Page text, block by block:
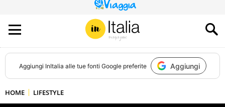
QUESTO
SITO
CONTRIBUISCE
ALL’AUDIENCE
DI
Aggiungi InItalia alle tue fonti Google preferite Aggiungi
HOME LIFESTYLE